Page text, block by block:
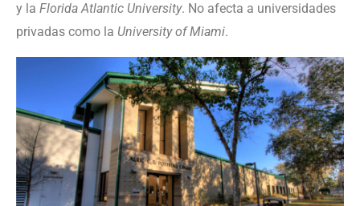
y la Florida Atlantic University. No afecta a universidades
privadas como la University of Miami.